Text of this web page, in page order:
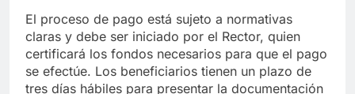
El proceso de pago está sujeto a normativas
claras y debe ser iniciado por el Rector, quien
certificará los fondos necesarios para que el pago
se efectúe. Los beneficiarios tienen un plazo de
tres días hábiles para presentar la documentación